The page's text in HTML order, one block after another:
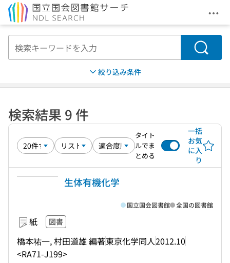
メ
検索
絞り込み条件
検索結果 9 件
タイト
ルでま
とめる
一括
お気
に入
り
生体有機化学
紙 図書
橋本祐一, 村田道雄 編著東京化学同人2012.10
<RA71-J199>
国立国会図書館 全国の図書館